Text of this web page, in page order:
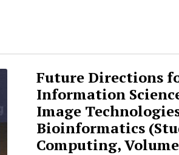
Future Directions
Information
Image
Bioinformatics
Computing,